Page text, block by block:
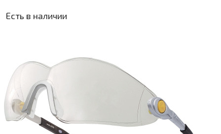
Есть в наличии